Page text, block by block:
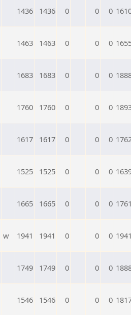
1436 1436 0 0 0
1463 1463 0 0 0
1683 1683 0 0 0
1760 1760 0 0 0
1617 1617 0 0 0
1525 1525 0 0 0
1665 1665 0 0 0
w 1941 1941 0 0 0
1749 1749 0 0 0
1546 1546 0 0 0